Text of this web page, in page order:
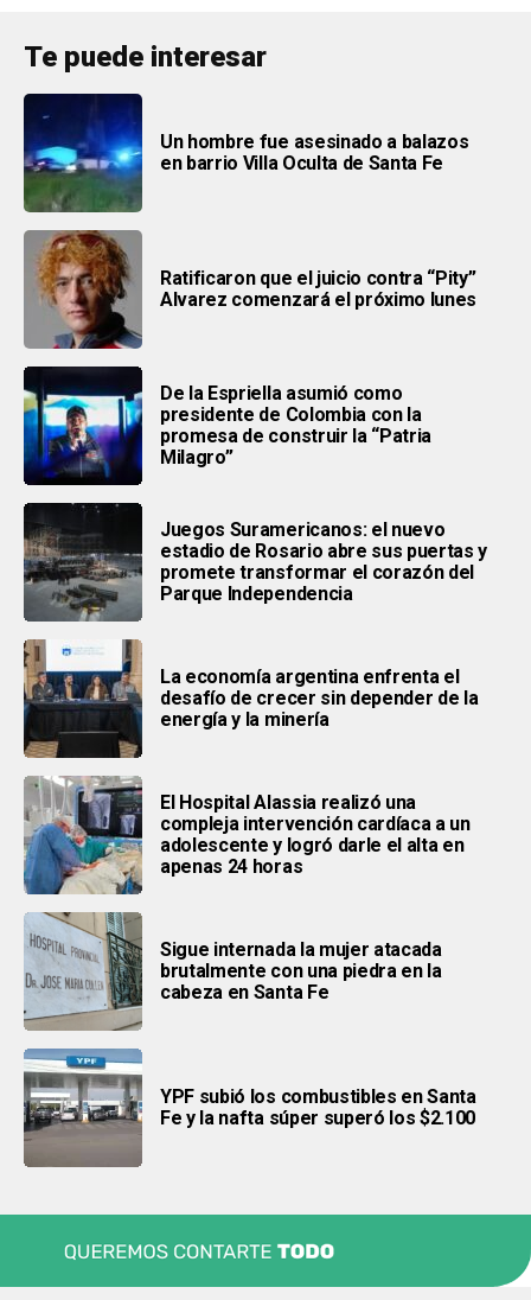
Te puede interesar
Un hombre fue asesinado a balazos
en barrio Villa Oculta de Santa Fe
Ratificaron que el juicio contra “Pity”
Alvarez comenzará el próximo lunes
De la Espriella asumió como
presidente de Colombia con la
promesa de construir la “Patria
Milagro”
Juegos Suramericanos: el nuevo
estadio de Rosario abre sus puertas y
promete transformar el corazón del
Parque Independencia
La economía argentina enfrenta el
desafío de crecer sin depender de la
energía y la minería
El Hospital Alassia realizó una
compleja intervención cardíaca a un
adolescente y logró darle el alta en
apenas 24 horas
Sigue internada la mujer atacada
brutalmente con una piedra en la
cabeza en Santa Fe
YPF subió los combustibles en Santa
Fe y la nafta súper superó los $2.100